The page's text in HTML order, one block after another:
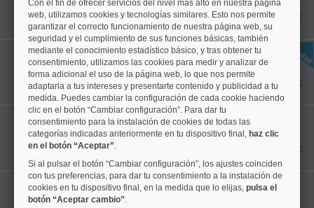
54 m²
2 dormitorios
1 baños
1.595 €
Chamberí, Arapiles
Ref: 50004821
2 dormitorios
1 baños
1.700 €
Tetuán, Valdeacederas
Ref: 50004217
70 m²
2.000 €
Tetuán, Cuatro Caminos
Ref: 50004227
75 m²
Con el fin de ofrecer servicios del nivel más alto en nuestra página
web, utilizamos cookies y tecnologías similares. Esto nos permite
garantizar el correcto funcionamiento de nuestra página web, su
seguridad y el cumplimiento de sus funciones básicas, también
mediante el conocimiento estadístico básico, y tras obtener tu
consentimiento, utilizamos las cookies para medir y analizar de
forma adicional el uso de la página web, lo que nos permite
adaptarla a tus intereses y presentarte contenido y publicidad a tu
medida. Puedes cambiar la configuración de cada cookie haciendo
clic en el botón “Cambiar configuración”. Para dar tu
consentimiento para la instalación de cookies de todas las
categorías indicadas anteriormente en tu dispositivo final, haz clic
en el botón “Aceptar”.
Si al pulsar el botón “Cambiar configuración”, los ajustes coinciden
con tus preferencias, para dar tu consentimiento a la instalación de
cookies en tu dispositivo final, en la medida que lo elijas, pulsa el
botón “Aceptar cambio”.